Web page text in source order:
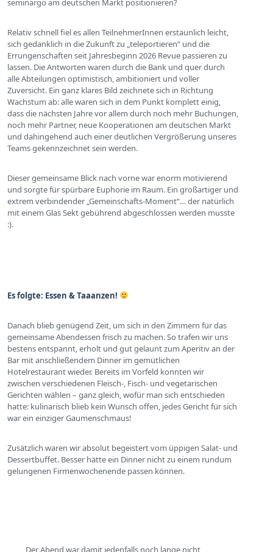
seminargo am deutschen Markt positionieren?
Relativ schnell fiel es allen TeilnehmerInnen erstaunlich leicht,
sich gedanklich in die Zukunft zu „teleportieren“ und die
Errungenschaften seit Jahresbeginn 2026 Revue passieren zu
lassen. Die Antworten waren durch die Bank und quer durch
alle Abteilungen optimistisch, ambitioniert und voller
Zuversicht. Ein ganz klares Bild zeichnete sich in Richtung
Wachstum ab: alle waren sich in dem Punkt komplett einig,
dass die nächsten Jahre vor allem durch noch mehr Buchungen,
noch mehr Partner, neue Kooperationen am deutschen Markt
und dahingehend auch einer deutlichen Vergrößerung unseres
Teams gekennzeichnet sein werden.
Dieser gemeinsame Blick nach vorne war enorm motivierend
und sorgte für spürbare Euphorie im Raum. Ein großartiger und
extrem verbindender „Gemeinschafts-Moment“… der natürlich
mit einem Glas Sekt gebührend abgeschlossen werden musste
:).
Es folgte: Essen & Taaanzen!
Danach blieb genügend Zeit, um sich in den Zimmern für das
gemeinsame Abendessen frisch zu machen. So trafen wir uns
bestens entspannt, erholt und gut gelaunt zum Aperitiv an der
Bar mit anschließendem Dinner im gemütlichen
Hotelrestaurant wieder. Bereits im Vorfeld konnten wir
zwischen verschiedenen Fleisch-, Fisch- und vegetarischen
Gerichten wählen – ganz gleich, wofür man sich entschieden
hatte: kulinarisch blieb kein Wunsch offen, jedes Gericht für sich
war ein einziger Gaumenschmaus!
Zusätzlich waren wir absolut begeistert vom üppigen Salat- und
Dessertbuffet. Besser hätte ein Dinner nicht zu einem rundum
gelungenen Firmenwochenende passen können.
Der Abend war damit jedenfalls noch lange nicht